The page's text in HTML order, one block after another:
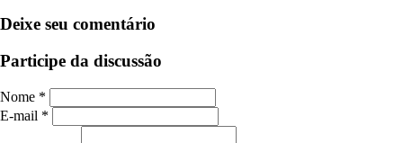
Deixe seu comentário
Participe da discussão
Nome *
E-mail *